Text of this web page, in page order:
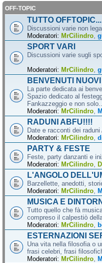
OFF-TOPIC
TUTTO OFFTOPIC...
Discussioni varie non
Moderatori: MrCilindro
SPORT VARI
Discussioni varie sugli
Moderatori: MrCilindro
BENVENUTI
La parte dedicata ai
Spazio dedicato al
Fankazzeggio e non
Moderatori: MrCilindro
RADUNI ABFU!!!!
Date e racconti dei
Moderatori: MrCilindro
PARTY & FESTE
Feste, party danzanti e
Moderatori: MrCilindro
L'ANGOLO
Barzellette, anedotti,
Moderatori: MrCilindro
MUSICA E
Tutto quello che fà
compreso il calpestiò della
Moderatori: MrCilindro
ESTERNAZIONI
Una vita nella filosofia o
frasi celebri, frasi
Moderatori: MrCilindro